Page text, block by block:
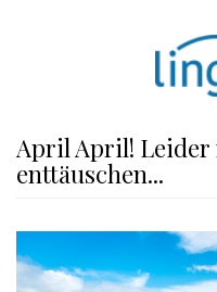
April April! Leider
enttäuschen...